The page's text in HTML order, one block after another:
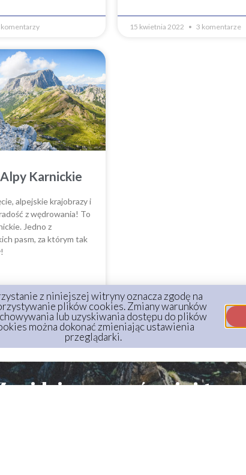
komentarzy 15 kwietnia 2022 3 komentarze
Karnickie
alpejskie krajobrazy i
z wędrowania! To
Jedno z
pasm, za którym tak
9 komentarzy
nas również tu:
z niniejszej witryny oznacza zgodę na
plików cookies. Zmiany warunków
lub uzyskiwania dostępu do plików
można dokonać zmieniając ustawienia
przeglądarki.